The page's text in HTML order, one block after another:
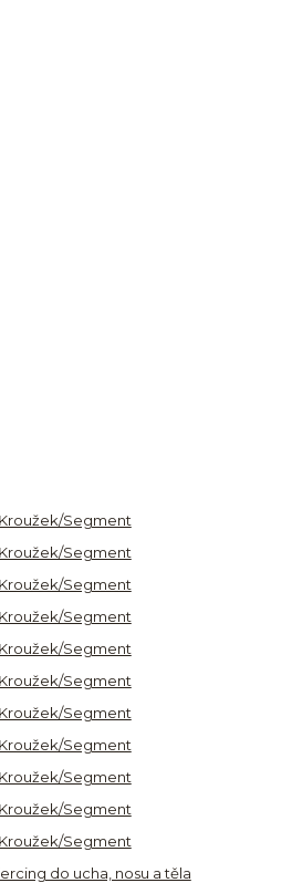
Segment
Segment
Segment
Segment
Segment
Segment
Segment
Segment
Segment
Segment
Segment
do ucha, nosu a těla